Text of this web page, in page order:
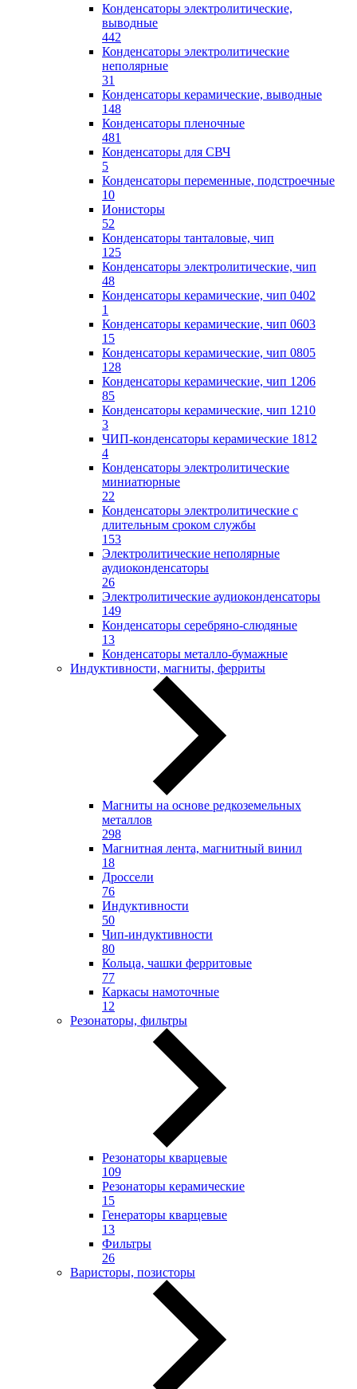
Конденсаторы электролитические,
выводные
442
Конденсаторы электролитические
неполярные
31
Конденсаторы керамические, выводные
148
Конденсаторы пленочные
481
Конденсаторы для СВЧ
5
Конденсаторы переменные, подстроечные
10
Ионисторы
52
Конденсаторы танталовые, чип
125
Конденсаторы электролитические, чип
48
Конденсаторы керамические, чип 0402
1
Конденсаторы керамические, чип 0603
15
Конденсаторы керамические, чип 0805
128
Конденсаторы керамические, чип 1206
85
Конденсаторы керамические, чип 1210
3
ЧИП-конденсаторы керамические 1812
4
Конденсаторы электролитические
миниатюрные
22
Конденсаторы электролитические с
длительным сроком службы
153
Электролитические неполярные
аудиоконденсаторы
26
Электролитические аудиоконденсаторы
149
Конденсаторы серебряно-слюдяные
13
Конденсаторы металло-бумажные
Индуктивности, магниты, ферриты
Магниты на основе редкоземельных
металлов
298
Магнитная лента, магнитный винил
18
Дроссели
76
Индуктивности
50
Чип-индуктивности
80
Кольца, чашки ферритовые
77
Каркасы намоточные
12
Резонаторы, фильтры
Резонаторы кварцевые
109
Резонаторы керамические
15
Генераторы кварцевые
13
Фильтры
26
Варисторы, позисторы